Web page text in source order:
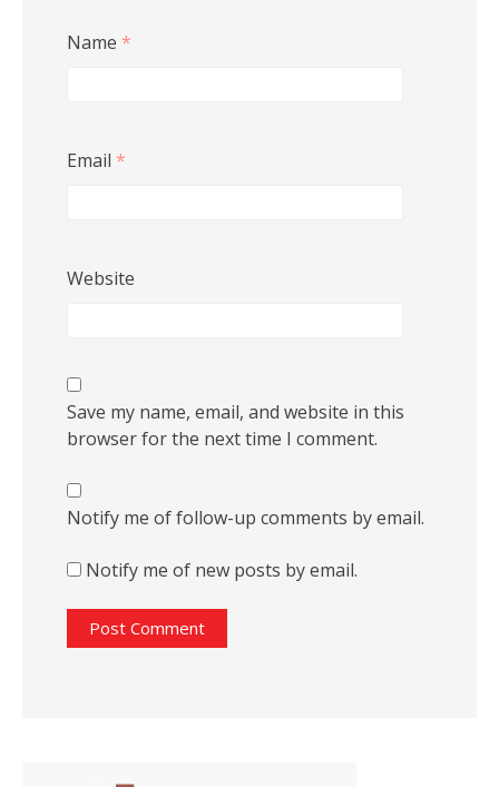
Name *
Email *
Website
Save my name, email, and website in this
browser for the next time I comment.
Notify me of follow-up comments by email.
Notify me of new posts by email.